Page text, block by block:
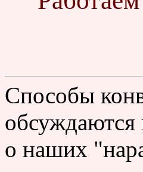
Способы
обсуждаются
о наших